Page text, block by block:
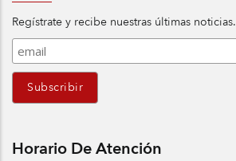
Regístrate y recibe nuestras últimas noticias.
Horario De Atención